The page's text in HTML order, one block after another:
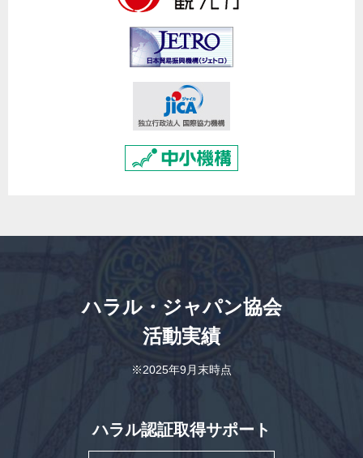
ハラル・ジャパン協会
活動実績
※2025年9月末時点
ハラル認証取得サポート